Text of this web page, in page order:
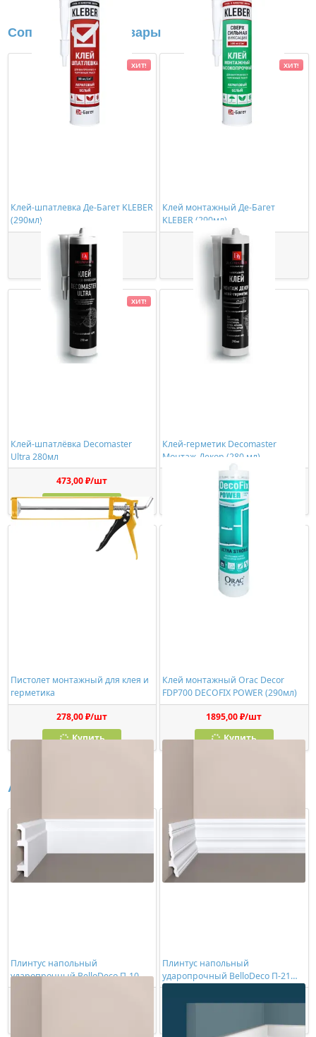
Сопутствующие товары
Клей-шпатлевка Де-Багет KLEBER
(290мл)
363,00 ₽/шт
Купить
ХИТ!
Клей монтажный Де-Багет
KLEBER (290мл)
534,00 ₽/шт
Купить
ХИТ!
Клей-шпатлёвка Decomaster
Ultra 280мл
473,00 ₽/шт
Купить
ХИТ!
Клей-герметик Decomaster
Монтаж-Декор (280 мл)
1150,00 ₽/шт
Купить
Пистолет монтажный для клея и
герметика
278,00 ₽/шт
Купить
Клей монтажный Orac Decor
FDP700 DECOFIX POWER (290мл)
1895,00 ₽/шт
Купить
Аналоги
Плинтус напольный
ударопрочный BelloDeco П-10
Плинтус напольный
ударопрочный BelloDeco П-21
100/17